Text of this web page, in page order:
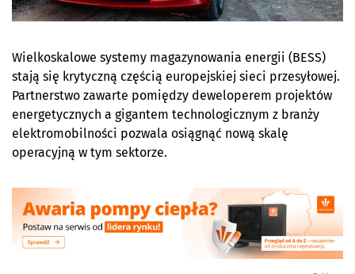
Wielkoskalowe systemy magazynowania energii (BESS)
stają się krytyczną częścią europejskiej sieci przesyłowej.
Partnerstwo zawarte pomiędzy deweloperem projektów
energetycznych a gigantem technologicznym z branży
elektromobilności pozwala osiągnąć nową skalę
operacyjną w tym sektorze.